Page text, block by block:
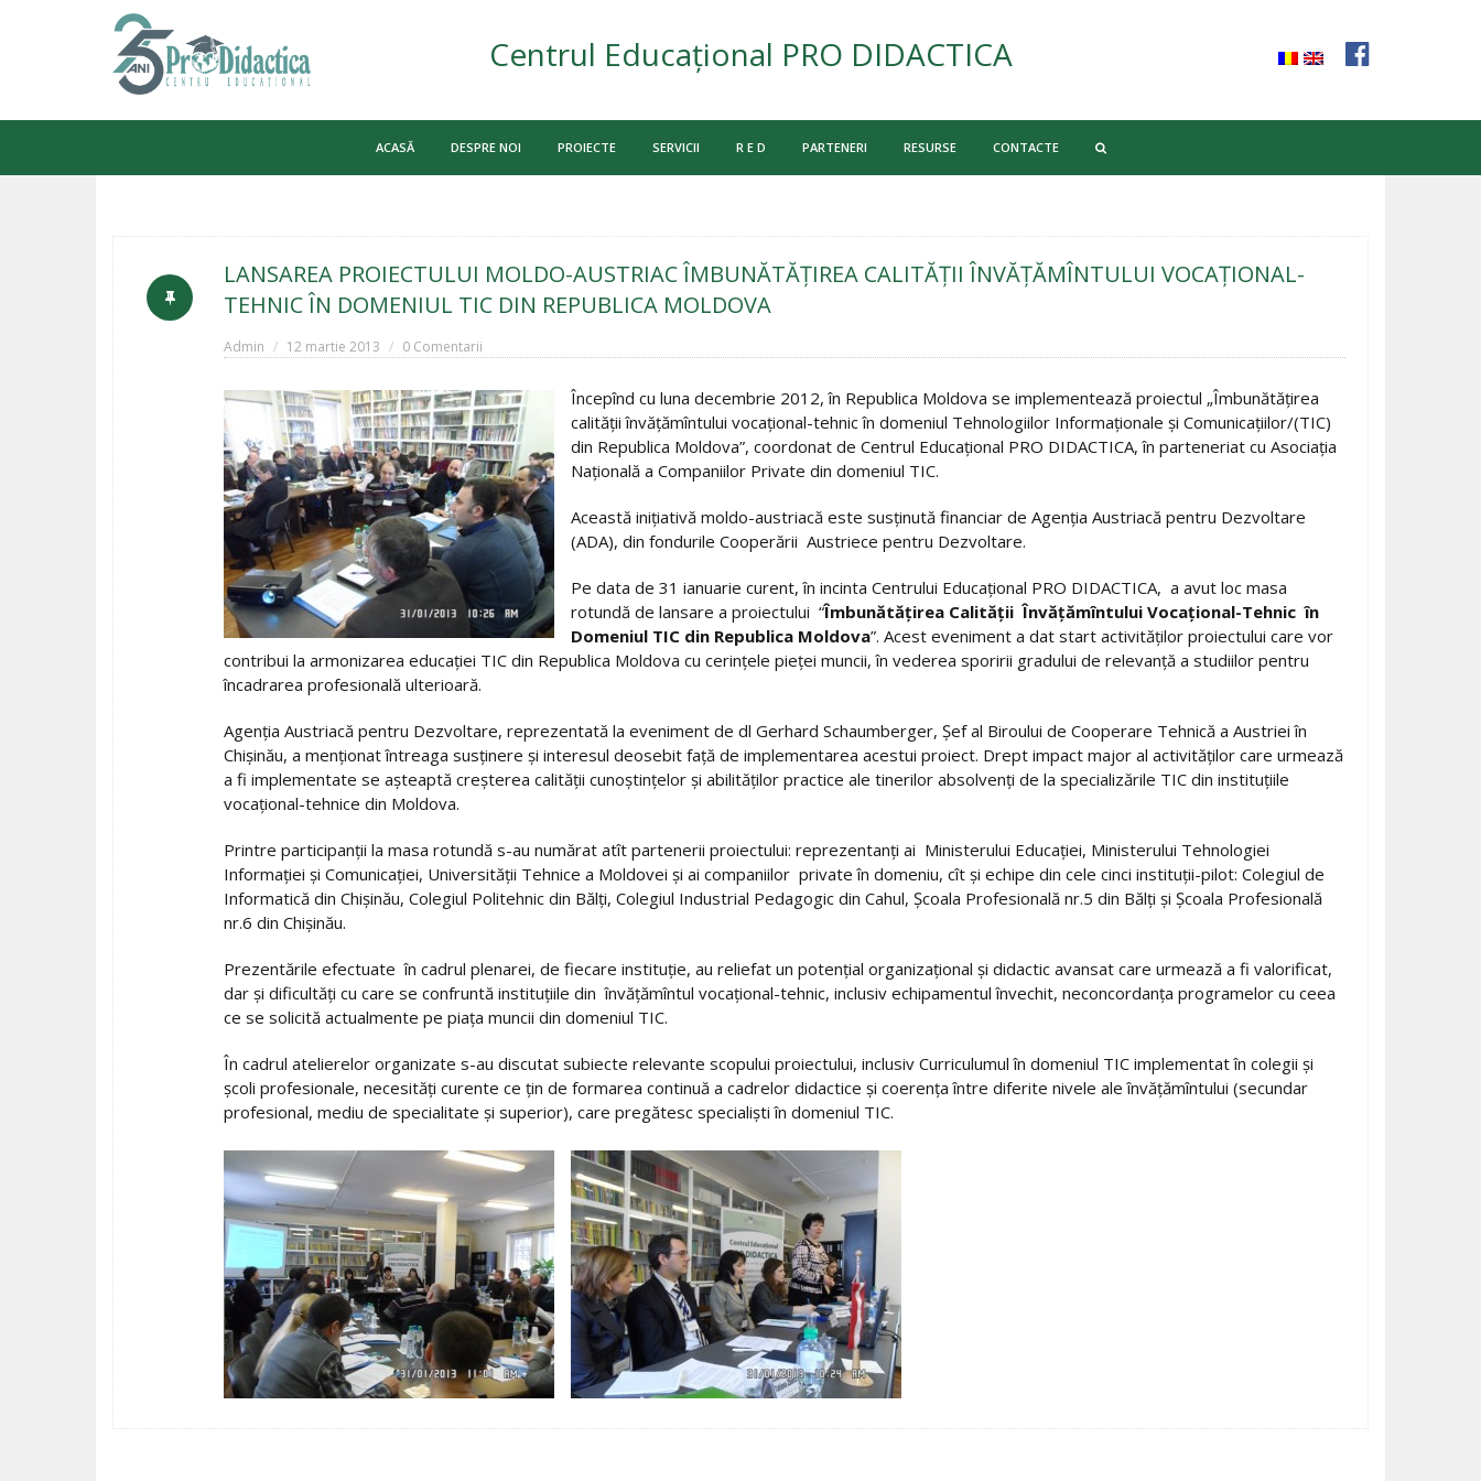
Centrul Educațional PRO DIDACTICA
ACASĂ DESPRE NOI PROIECTE SERVICII R E D PARTENERI RESURSE CONTACTE
LANSAREA PROIECTULUI MOLDO-AUSTRIAC ÎMBUNĂTĂŢIREA CALITĂŢII ÎNVĂŢĂMÎNTULUI VOCAŢIONAL-
TEHNIC ÎN DOMENIUL TIC DIN REPUBLICA MOLDOVA
Admin 12 martie 2013 0 Comentarii
Începînd cu luna decembrie 2012, în Republica Moldova se implementează proiectul „Îmbunătăţirea
calităţii învăţămîntului vocaţional-tehnic în domeniul Tehnologiilor Informaţionale şi Comunicaţiilor/(TIC)
din Republica Moldova”, coordonat de Centrul Educaţional PRO DIDACTICA, în parteneriat cu Asociaţia
Naţională a Companiilor Private din domeniul TIC.
Această iniţiativă moldo-austriacă este susţinută financiar de Agenţia Austriacă pentru Dezvoltare
(ADA), din fondurile Cooperării Austriece pentru Dezvoltare.
Pe data de 31 ianuarie curent, în incinta Centrului Educaţional PRO DIDACTICA, a avut loc masa
rotundă de lansare a proiectului “Îmbunătăţirea Calităţii Învăţămîntului Vocaţional-Tehnic în
Domeniul TIC din Republica Moldova”. Acest eveniment a dat start activităţilor proiectului care vor
contribui la armonizarea educaţiei TIC din Republica Moldova cu cerinţele pieţei muncii, în vederea sporirii gradului de relevanţă a studiilor pentru
încadrarea profesională ulterioară.
Agenţia Austriacă pentru Dezvoltare, reprezentată la eveniment de dl Gerhard Schaumberger, Şef al Biroului de Cooperare Tehnică a Austriei în
Chişinău, a menţionat întreaga susţinere şi interesul deosebit faţă de implementarea acestui proiect. Drept impact major al activităţilor care urmează
a fi implementate se aşteaptă creşterea calităţii cunoştinţelor şi abilităţilor practice ale tinerilor absolvenţi de la specializările TIC din instituţiile
vocaţional-tehnice din Moldova.
Printre participanţii la masa rotundă s-au numărat atît partenerii proiectului: reprezentanţi ai Ministerului Educaţiei, Ministerului Tehnologiei
Informaţiei şi Comunicaţiei, Universităţii Tehnice a Moldovei şi ai companiilor private în domeniu, cît şi echipe din cele cinci instituţii-pilot: Colegiul de
Informatică din Chişinău, Colegiul Politehnic din Bălţi, Colegiul Industrial Pedagogic din Cahul, Şcoala Profesională nr.5 din Bălţi şi Şcoala Profesională
nr.6 din Chişinău.
Prezentările efectuate în cadrul plenarei, de fiecare instituţie, au reliefat un potenţial organizaţional şi didactic avansat care urmează a fi valorificat,
dar şi dificultăţi cu care se confruntă instituţiile din învăţămîntul vocaţional-tehnic, inclusiv echipamentul învechit, neconcordanţa programelor cu ceea
ce se solicită actualmente pe piaţa muncii din domeniul TIC.
În cadrul atelierelor organizate s-au discutat subiecte relevante scopului proiectului, inclusiv Curriculumul în domeniul TIC implementat în colegii şi
şcoli profesionale, necesităţi curente ce ţin de formarea continuă a cadrelor didactice şi coerenţa între diferite nivele ale învăţămîntului (secundar
profesional, mediu de specialitate şi superior), care pregătesc specialişti în domeniul TIC.